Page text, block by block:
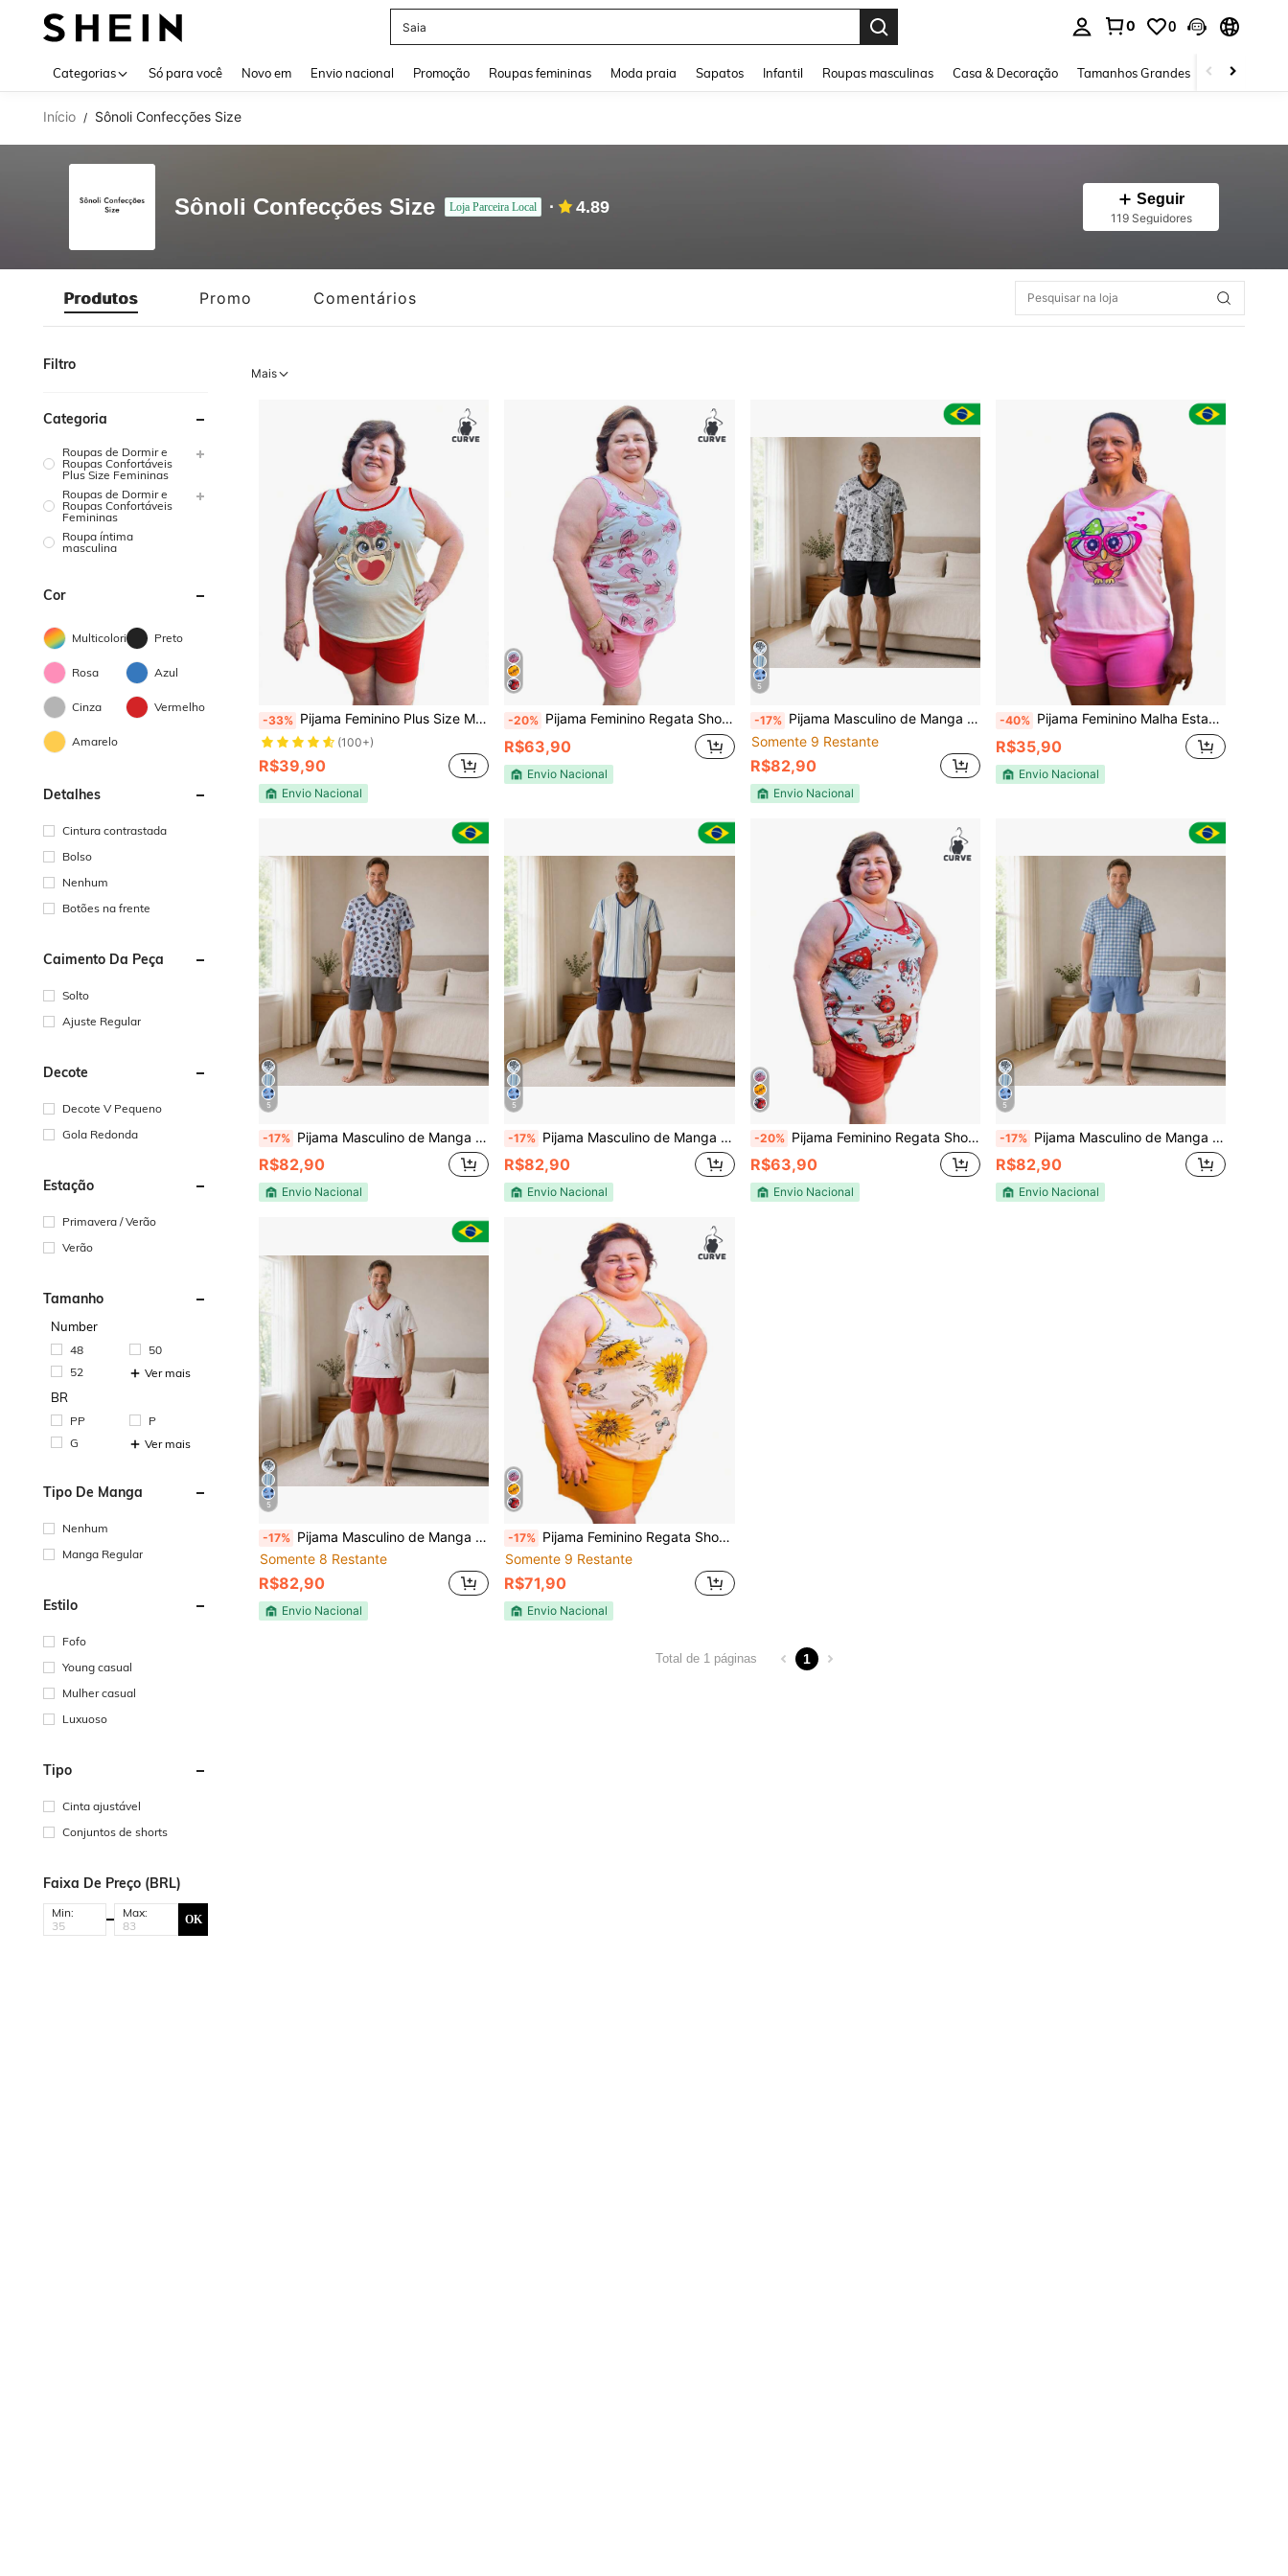
Saia
0 0
Categorias Só para você Novo em Envio nacional Promoção Roupas femininas Moda praia Sapatos Infantil Roupas masculinas Casa & Decoração Tamanhos Grandes Joias e
Início / Sônoli Confecções Size
Sônoli Confecções Size Loja Parceira Local 4.89 Seguir
119 Seguidores
Produtos Promo Comentários
Filtro
Categoria
Roupas de Dormir e
Roupas Confortáveis
Plus Size Femininas
Roupas de Dormir e
Roupas Confortáveis
Femininas
Roupa íntima
masculina
Cor
Multicolorido Preto
Rosa Azul
Cinza Vermelho
Amarelo
Detalhes
Cintura contrastada
Bolso
Nenhum
Botões na frente
Caimento Da Peça
Solto
Ajuste Regular
Decote
Decote V Pequeno
Gola Redonda
Estação
Primavera / Verão
Verão
Tamanho
Number
48
50
52
Ver mais
BR
PP
P
G
Ver mais
Tipo De Manga
Nenhum
Manga Regular
Estilo
Fofo
Young casual
Mulher casual
Luxuoso
Tipo
Cinta ajustável
Conjuntos de shorts
Faixa De Preço (BRL)
Min: Max: OK
Mais
-33% Pijama Feminino Plus Size Malha Estampados Atacado Conforto
(100+)
R$39,90
Envio Nacional
-20% Pijama Feminino Regata Short Plus Size 100% Algodão
R$63,90
Envio Nacional
5
-17% Pijama Masculino de Manga 100% Algodão Premium P ao GG
Somente 9 Restante
R$82,90
Envio Nacional
-40% Pijama Feminino Malha Estampados Atacado Conforto Baby Dool
R$35,90
Envio Nacional
5
-17% Pijama Masculino de Manga 100% Algodão Premium P ao GG
R$82,90
Envio Nacional
5
-17% Pijama Masculino de Manga 100% Algodão Premium P ao GG
R$82,90
Envio Nacional
-20% Pijama Feminino Regata Short Plus Size 100% Algodão
R$63,90
Envio Nacional
5
-17% Pijama Masculino de Manga 100% Algodão Premium P ao GG
R$82,90
Envio Nacional
5
-17% Pijama Masculino de Manga 100% Algodão Premium P ao GG
Somente 8 Restante
R$82,90
Envio Nacional
-17% Pijama Feminino Regata Short Plus Size 100% Algodão
Somente 9 Restante
R$71,90
Envio Nacional
Total de 1 páginas 1